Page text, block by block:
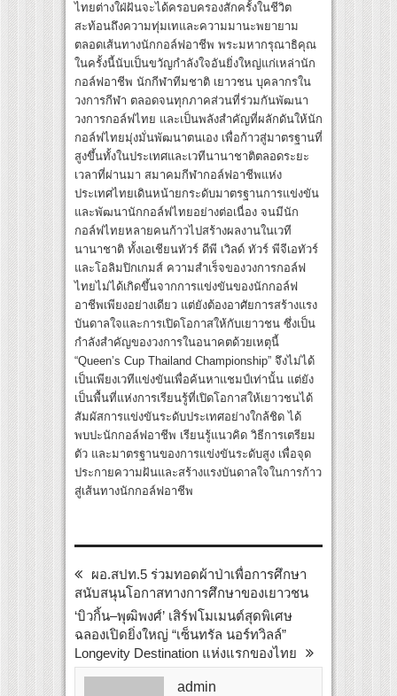
ไทยต่างใฝ่ฝันจะได้ครอบครองสักครั้งในชีวิต
สะท้อนถึงความทุ่มเทและความมานะพยายาม
ตลอดเส้นทางนักกอล์ฟอาชีพ พระมหากรุณาธิคุณ
ในครั้งนี้นับเป็นขวัญกำลังใจอันยิ่งใหญ่แก่เหล่านัก
กอล์ฟอาชีพ นักกีฬาทีมชาติ เยาวชน บุคลากรใน
วงการกีฬา ตลอดจนทุกภาคส่วนที่ร่วมกันพัฒนา
วงการกอล์ฟไทย และเป็นพลังสำคัญที่ผลักดันให้นัก
กอล์ฟไทยมุ่งมั่นพัฒนาตนเอง เพื่อก้าวสู่มาตรฐานที่
สูงขึ้นทั้งในประเทศและเวทีนานาชาติตลอดระยะ
เวลาที่ผ่านมา สมาคมกีฬากอล์ฟอาชีพแห่ง
ประเทศไทยเดินหน้ายกระดับมาตรฐานการแข่งขัน
และพัฒนานักกอล์ฟไทยอย่างต่อเนื่อง จนมีนัก
กอล์ฟไทยหลายคนก้าวไปสร้างผลงานในเวที
นานาชาติ ทั้งเอเชียนทัวร์ ดีพี เวิลด์ ทัวร์ พีจีเอทัวร์
และโอลิมปิกเกมส์ ความสำเร็จของวงการกอล์ฟ
ไทยไม่ได้เกิดขึ้นจากการแข่งขันของนักกอล์ฟ
อาชีพเพียงอย่างเดียว แต่ยังต้องอาศัยการสร้างแรง
บันดาลใจและการเปิดโอกาสให้กับเยาวชน ซึ่งเป็น
กำลังสำคัญของวงการในอนาคตด้วยเหตุนี้
“Queen’s Cup Thailand Championship” จึงไม่ได้
เป็นเพียงเวทีแข่งขันเพื่อค้นหาแชมป์เท่านั้น แต่ยัง
เป็นพื้นที่แห่งการเรียนรู้ที่เปิดโอกาสให้เยาวชนได้
สัมผัสการแข่งขันระดับประเทศอย่างใกล้ชิด ได้
พบปะนักกอล์ฟอาชีพ เรียนรู้แนวคิด วิธีการเตรียม
ตัว และมาตรฐานของการแข่งขันระดับสูง เพื่อจุด
ประกายความฝันและสร้างแรงบันดาลใจในการก้าว
สู่เส้นทางนักกอล์ฟอาชีพ
ผอ.สปท.5 ร่วมทอดผ้าป่าเพื่อการศึกษา
สนับสนุนโอกาสทางการศึกษาของเยาวชน
‘บิวกิ้น–พุฒิพงศ์’ เสิร์ฟโมเมนต์สุดพิเศษ
ฉลองเปิดยิ่งใหญ่ “เซ็นทรัล นอร์ทวิลล์”
Longevity Destination แห่งแรกของไทย
admin